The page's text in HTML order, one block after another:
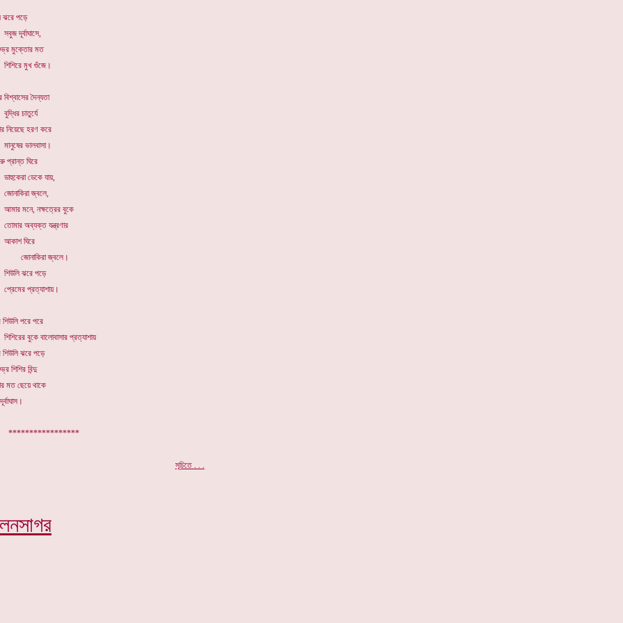
ঝরে পড়ে
দূর্বাঘাসে,
মুক্তোর মত
মুখ গুঁজে।
বিশ্বাসের দৈন্যতা
চাতুর্যে
নিয়েছে হরণ করে
ভালবাসা।
প্রান্ত ঘিরে
ডেকে যায়,
জ্বলে,
মনে, নক্ষত্রের বুকে
অব্যক্ত যন্ত্রণার
ঘিরে
জ্বলে।
ঝরে পড়ে
প্রত্যাশায়।
পরে পরে
বুকে বালোবাসার প্রত্যাশায়
ঝরে পড়ে
শিশির বিন্দু
মত ছেয়ে থাকে
*****************
সূচিতে . . .